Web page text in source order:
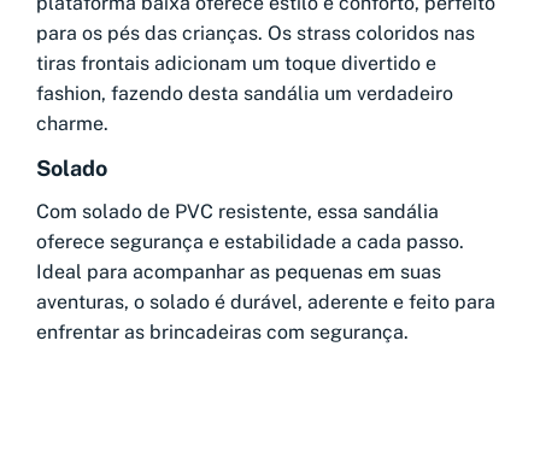
para os pés das crianças. Os strass coloridos nas
tiras frontais adicionam um toque divertido e
fashion, fazendo desta sandália um verdadeiro
charme.
Solado
Com solado de PVC resistente, essa sandália
oferece segurança e estabilidade a cada passo.
Ideal para acompanhar as pequenas em suas
aventuras, o solado é durável, aderente e feito para
enfrentar as brincadeiras com segurança.